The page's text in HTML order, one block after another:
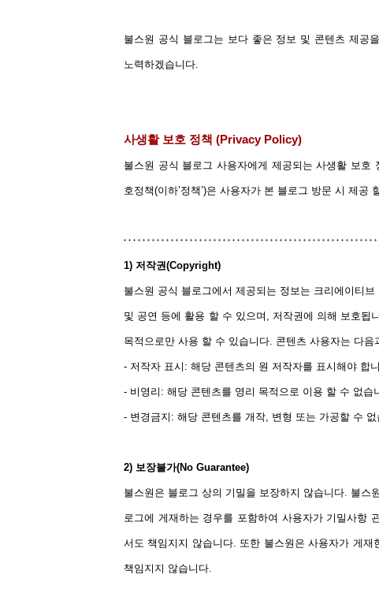
불스원 공식 블로그는 보다 좋은 정보 및 콘텐츠 제공
노력하겠습니다.
사생활 보호 정책 (Privacy Policy)
불스원 공식 블로그 사용자에게 제공되는 사생활 보
호정책(이하’정책’)은 사용자가 본 블로그 방문 시 제공
1) 저작권(Copyright)
불스원 공식 블로그에서 제공되는 정보는 크리에이티
및 공연 등에 활용 할 수 있으며, 저작권에 의해 보호됩
목적으로만 사용 할 수 있습니다. 콘텐츠 사용자는 다
- 저작자 표시: 해당 콘텐츠의 원 저작자를 표시해야 합
- 비영리: 해당 콘텐츠를 영리 목적으로 이용 할 수 없습
- 변경금지: 해당 콘텐츠를 개작, 변형 또는 가공할 수 없
2) 보장불가(No Guarantee)
불스원은 블로그 상의 기밀을 보장하지 않습니다. 불스
로그에 게재하는 경우를 포함하여 사용자가 기밀사항
서도 책임지지 않습니다. 또한 불스원은 사용자가 게
책임지지 않습니다.